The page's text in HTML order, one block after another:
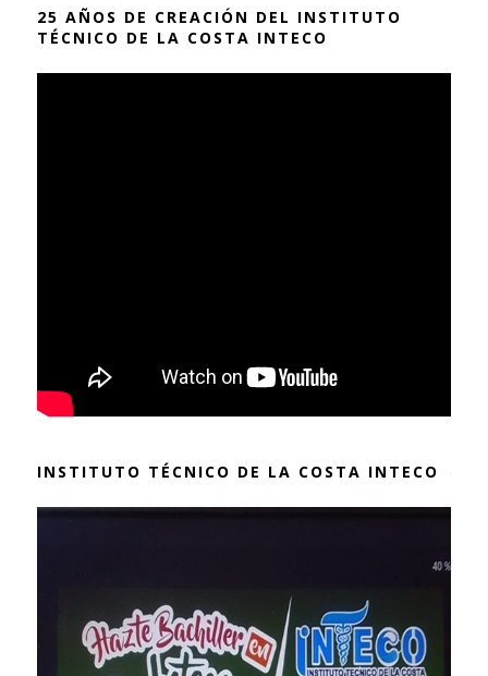
25 AÑOS DE CREACIÓN DEL INSTITUTO
TÉCNICO DE LA COSTA INTECO
INSTITUTO TÉCNICO DE LA COSTA INTECO